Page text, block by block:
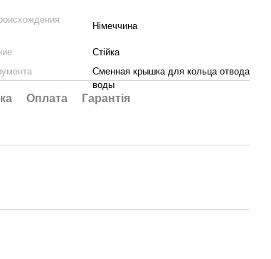
Німеччина
Стійка
Сменная крышка для кольца отвода
воды
Оплата Гарантія